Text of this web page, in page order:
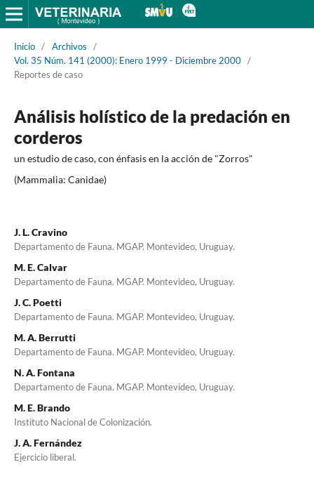
Inicio / Archivos
/
Vol. 35 Núm. 141 (2000): Enero 1999 - Diciembre 2000 /
Reportes de caso
Análisis holístico de la predación en
corderos
un estudio de caso, con énfasis en la acción de "Zorros"
(Mammalia: Canidae)
J. L. Cravino
Departamento de Fauna. MGAP. Montevideo, Uruguay.
M. E. Calvar
Departamento de Fauna. MGAP. Montevideo, Uruguay.
J. C. Poetti
Departamento de Fauna. MGAP. Montevideo, Uruguay.
M. A. Berrutti
Departamento de Fauna. MGAP. Montevideo, Uruguay.
N. A. Fontana
Departamento de Fauna. MGAP. Montevideo, Uruguay.
M. E. Brando
Instituto Nacional de Colonización.
J. A. Fernández
Ejercicio liberal.